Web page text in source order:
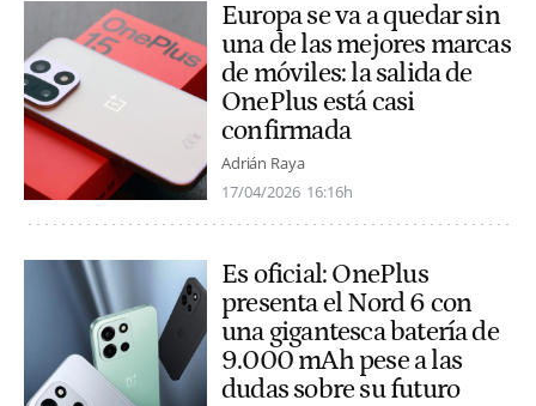
Europa se va a quedar sin
una de las mejores marcas
de móviles: la salida de
OnePlus está casi
confirmada
Adrián Raya
17/04/2026 16:16h
Es oficial: OnePlus
presenta el Nord 6 con
una gigantesca batería de
9.000 mAh pese a las
dudas sobre su futuro